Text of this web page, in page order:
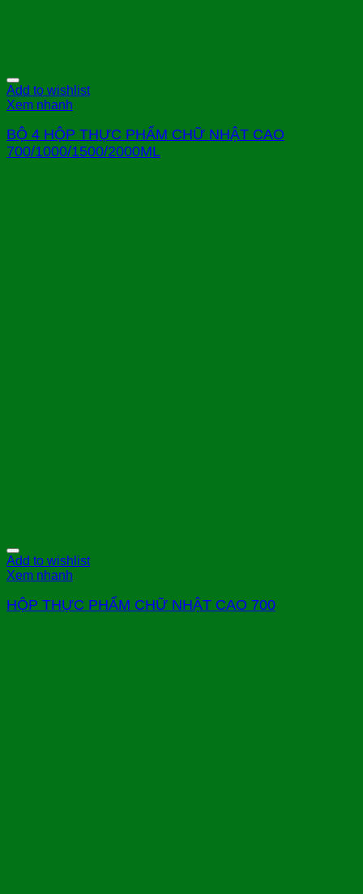
Add to wishlist
Xem nhanh
BỘ 4 HỘP THỰC PHẨM CHỮ NHẬT CAO
700/1000/1500/2000ML
Add to wishlist
Xem nhanh
HỘP THỰC PHẨM CHỮ NHẬT CAO 700